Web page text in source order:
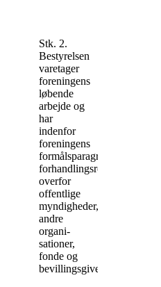
Stk. 2.
Bestyrelsen
varetager
foreningens
lø­ben­de
arbejde og
har
indenfor
foreningens
formålsparagraf
forhandlingsret
overfor
offentlige
myndigheder,
andre
organi­
sationer,
fonde og
bevillingsgivere.